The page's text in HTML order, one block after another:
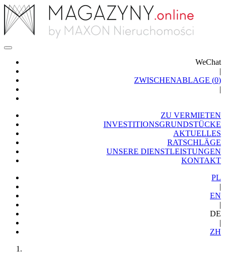
WeChat
|
ZWISCHENABLAGE (0)
|
ZU VERMIETEN
INVESTITIONSGRUNDSTÜCKE
AKTUELLES
RATSCHLÄGE
UNSERE DIENSTLEISTUNGEN
KONTAKT
PL
|
EN
|
DE
|
ZH